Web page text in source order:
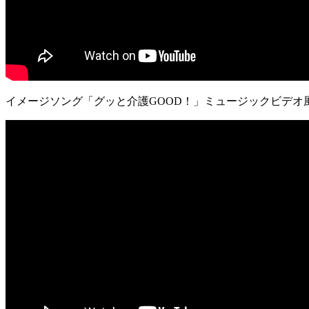
イメージソング「グッと介護GOOD！」ミュージックビデオ